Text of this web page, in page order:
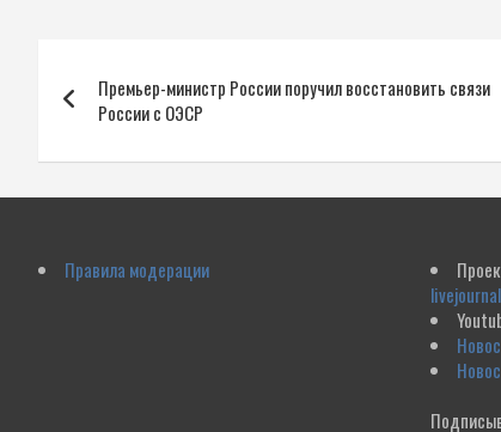
по
записям
Премьер-министр России поручил восстановить связи
России с ОЭСР
Правила модерации
livejournal